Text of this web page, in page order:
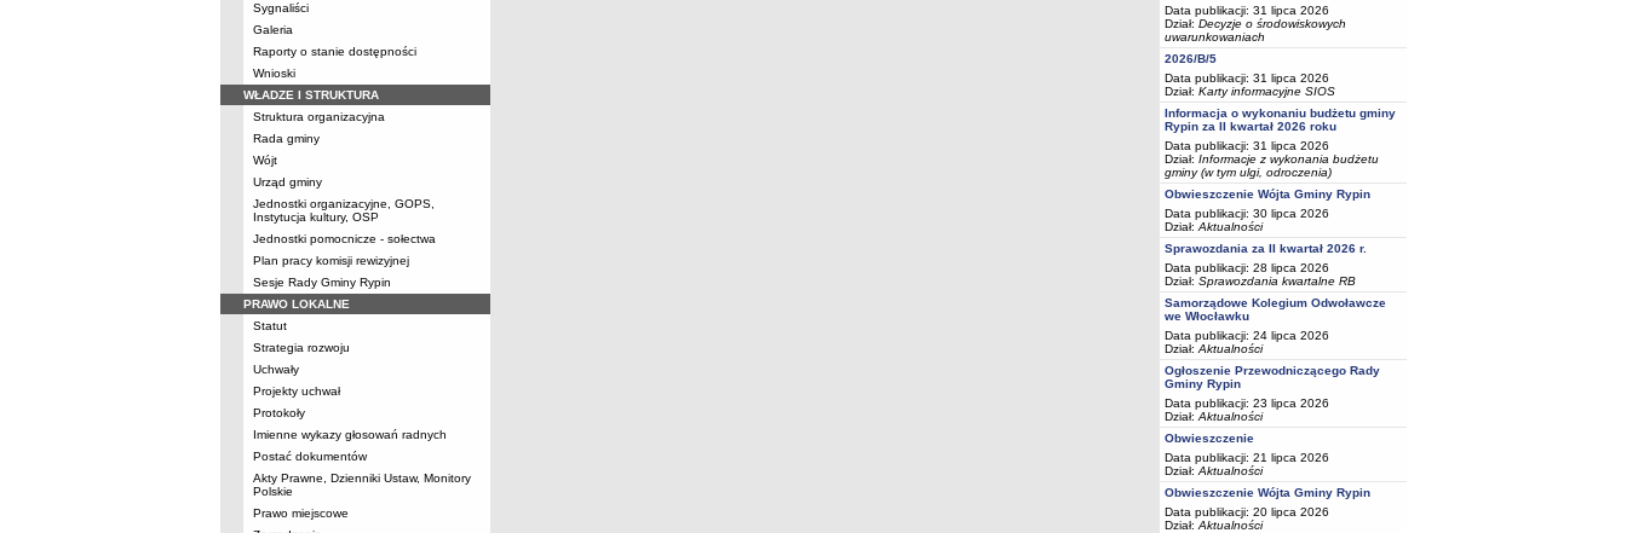
Sygnaliści
Galeria
Raporty o stanie dostępności
Wnioski
WŁADZE I STRUKTURA
Struktura organizacyjna
Rada gminy
Wójt
Urząd gminy
Jednostki organizacyjne, GOPS,
Instytucja kultury, OSP
Jednostki pomocnicze - sołectwa
Plan pracy komisji rewizyjnej
Sesje Rady Gminy Rypin
PRAWO LOKALNE
Statut
Strategia rozwoju
Uchwały
Projekty uchwał
Protokoły
Imienne wykazy głosowań radnych
Postać dokumentów
Akty Prawne, Dzienniki Ustaw, Monitory
Polskie
Prawo miejscowe
Data publikacji: 31 lipca 2026
Dział: Decyzje o środowiskowych
uwarunkowaniach
2026/B/5
Data publikacji: 31 lipca 2026
Dział: Karty informacyjne SIOS
Informacja o wykonaniu budżetu gminy
Rypin za II kwartał 2026 roku
Data publikacji: 31 lipca 2026
Dział: Informacje z wykonania budżetu
gminy (w tym ulgi, odroczenia)
Obwieszczenie Wójta Gminy Rypin
Data publikacji: 30 lipca 2026
Dział: Aktualności
Sprawozdania za II kwartał 2026 r.
Data publikacji: 28 lipca 2026
Dział: Sprawozdania kwartalne RB
Samorządowe Kolegium Odwoławcze
we Włocławku
Data publikacji: 24 lipca 2026
Dział: Aktualności
Ogłoszenie Przewodniczącego Rady
Gminy Rypin
Data publikacji: 23 lipca 2026
Dział: Aktualności
Obwieszczenie
Data publikacji: 21 lipca 2026
Dział: Aktualności
Obwieszczenie Wójta Gminy Rypin
Data publikacji: 20 lipca 2026
Dział: Aktualności